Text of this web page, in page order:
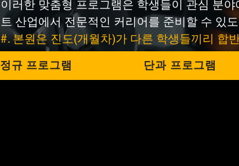
이러한 맞춤형 프로그램은 학생들이 관심 분
트 산업에서 전문적인 커리어를 준비할 수 있
#. 본원은 진도(개월차)가 다른 학생들끼리 합
정규 프로그램 단과 프로그램